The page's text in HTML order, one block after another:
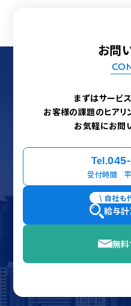
お問
まずはサービ
お客様の課題のヒアリ
お気軽にお問
Tel.
受付時間
\ 自社も
給与
無